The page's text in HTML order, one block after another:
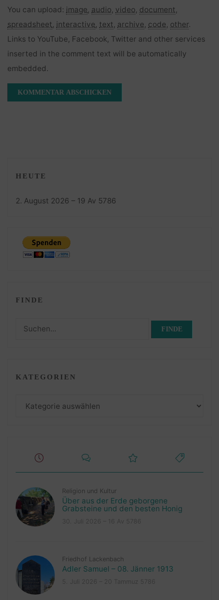
You can upload: image, audio, video, document,
spreadsheet, interactive, text, archive, code, other.
Links to YouTube, Facebook, Twitter and other services
inserted in the comment text will be automatically
embedded.
HEUTE
2. August 2026 – 19 Av 5786
FINDE
Suchen
KATEGORIEN
Religion und Kultur
Über aus der Erde geborgene
Grabsteine und den besten Honig
Friedhof Lackenbach
Adler Samuel – 08. Jänner 1913